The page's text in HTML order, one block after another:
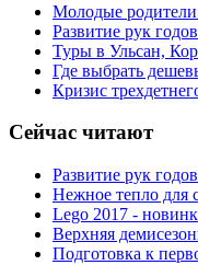
Молодые
Развитие рук
Туры в Ульсан,
Где выбрать
Кризис
Сейчас читают
Развитие рук
Нежное тепло для
Lego 2017 -
Верхняя
Подготовка к